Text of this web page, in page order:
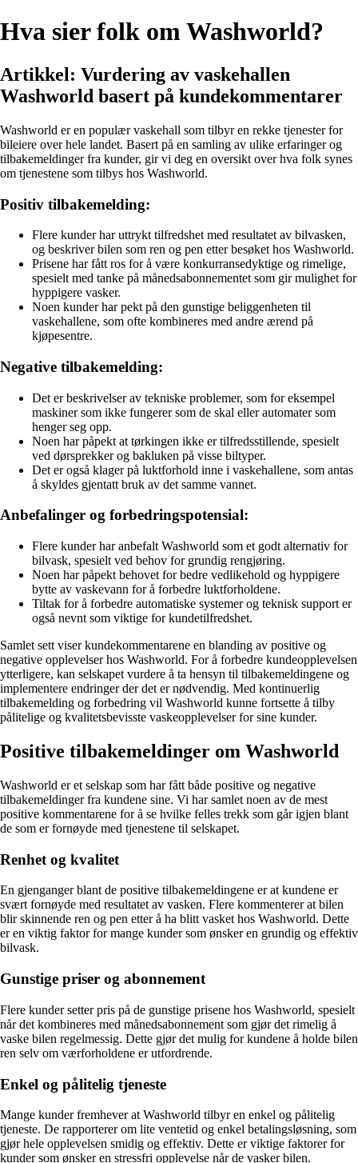
Hva sier folk om Washworld?
Artikkel: Vurdering av vaskehallen
Washworld basert på kundekommentarer
Washworld er en populær vaskehall som tilbyr en rekke tjenester for
bileiere over hele landet. Basert på en samling av ulike erfaringer og
tilbakemeldinger fra kunder, gir vi deg en oversikt over hva folk synes
om tjenestene som tilbys hos Washworld.
Positiv tilbakemelding:
Flere kunder har uttrykt tilfredshet med resultatet av bilvasken,
og beskriver bilen som ren og pen etter besøket hos Washworld.
Prisene har fått ros for å være konkurransedyktige og rimelige,
spesielt med tanke på månedsabonnementet som gir mulighet for
hyppigere vasker.
Noen kunder har pekt på den gunstige beliggenheten til
vaskehallene, som ofte kombineres med andre ærend på
kjøpesentre.
Negative tilbakemelding:
Det er beskrivelser av tekniske problemer, som for eksempel
maskiner som ikke fungerer som de skal eller automater som
henger seg opp.
Noen har påpekt at tørkingen ikke er tilfredsstillende, spesielt
ved dørsprekker og bakluken på visse biltyper.
Det er også klager på luktforhold inne i vaskehallene, som antas
å skyldes gjentatt bruk av det samme vannet.
Anbefalinger og forbedringspotensial:
Flere kunder har anbefalt Washworld som et godt alternativ for
bilvask, spesielt ved behov for grundig rengjøring.
Noen har påpekt behovet for bedre vedlikehold og hyppigere
bytte av vaskevann for å forbedre luktforholdene.
Tiltak for å forbedre automatiske systemer og teknisk support er
også nevnt som viktige for kundetilfredshet.
Samlet sett viser kundekommentarene en blanding av positive og
negative opplevelser hos Washworld. For å forbedre kundeopplevelsen
ytterligere, kan selskapet vurdere å ta hensyn til tilbakemeldingene og
implementere endringer der det er nødvendig. Med kontinuerlig
tilbakemelding og forbedring vil Washworld kunne fortsette å tilby
pålitelige og kvalitetsbevisste vaskeopplevelser for sine kunder.
Positive tilbakemeldinger om Washworld
Washworld er et selskap som har fått både positive og negative
tilbakemeldinger fra kundene sine. Vi har samlet noen av de mest
positive kommentarene for å se hvilke felles trekk som går igjen blant
de som er fornøyde med tjenestene til selskapet.
Renhet og kvalitet
En gjenganger blant de positive tilbakemeldingene er at kundene er
svært fornøyde med resultatet av vasken. Flere kommenterer at bilen
blir skinnende ren og pen etter å ha blitt vasket hos Washworld. Dette
er en viktig faktor for mange kunder som ønsker en grundig og effektiv
bilvask.
Gunstige priser og abonnement
Flere kunder setter pris på de gunstige prisene hos Washworld, spesielt
når det kombineres med månedsabonnement som gjør det rimelig å
vaske bilen regelmessig. Dette gjør det mulig for kundene å holde bilen
ren selv om værforholdene er utfordrende.
Enkel og pålitelig tjeneste
Mange kunder fremhever at Washworld tilbyr en enkel og pålitelig
tjeneste. De rapporterer om lite ventetid og enkel betalingsløsning, som
gjør hele opplevelsen smidig og effektiv. Dette er viktige faktorer for
kunder som ønsker en stressfri opplevelse når de vasker bilen.